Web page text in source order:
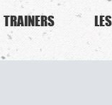
TRAINERS